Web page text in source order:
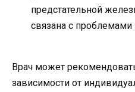
предстательной
связана с проблемами
Врач может
зависимости от